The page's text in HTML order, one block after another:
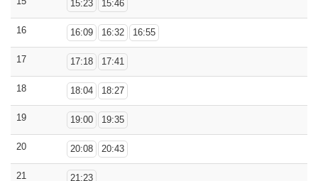
15:23 15:46
16 16:09 16:32 16:55
17 17:18 17:41
18 18:04 18:27
19 19:00 19:35
20 20:08 20:43
21 21:23